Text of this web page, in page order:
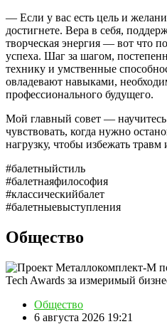
— Если у вас есть цель и
достигнете. Вера в себя,
творческая энергия — вот что
успеха. Шаг за шагом,
технику и умственные
овладевают навыками,
профессионального будущего.
Мой главный совет — научитесь
чувствовать, когда нужно
нагрузку, чтобы избежать травм
#балетныйстиль
#балетнаяфилософия
#классическийбалет
#балетныевыступления
Общество
Общество
6 августа 2026 19:21